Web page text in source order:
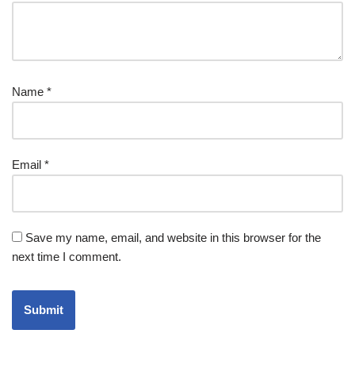
Name *
Email *
Save my name, email, and website in this browser for the
next time I comment.